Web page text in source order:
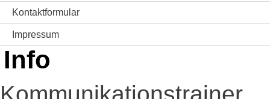
Kontaktformular
Impressum
Info